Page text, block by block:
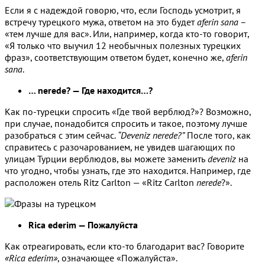
Если я с надеждой говорю, что, если Господь усмотрит, я
встречу турецкого мужа, ответом на это будетaferin sana –
«тем лучше для вас». Или, например, когда кто-то говорит,
«Я только что выучил 12 необычных полезных турецких
фраз», соответствующим ответом будет, конечно же, aferin
sana.
… nerede? — Где находится…?
Как по-турецки спросить «Где твой верблюд?»? Возможно,
при случае, понадобится спросить и такое, поэтому лучше
разобраться с этим сейчас. “Deveniz nerede?”После того, как
справитесь с разочарованием, не увидев шагающих по
улицам Турции верблюдов, вы можете заменить deveniz на
что угодно, чтобы узнать, где это находится. Например, где
расположен отель Ritz Carlton — «Ritz Carlton nerede?».
Rica ederim — Пожалуйста
Как отреагировать, если кто-то благодарит вас? Говорите
«Rica ederim», означающее «Пожалуйста».